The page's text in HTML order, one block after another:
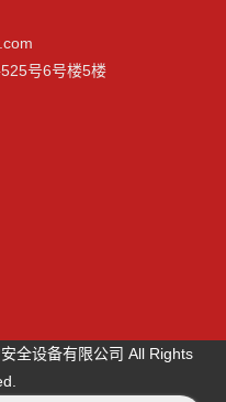
号6号楼5楼
全设备有限公司 All Rights